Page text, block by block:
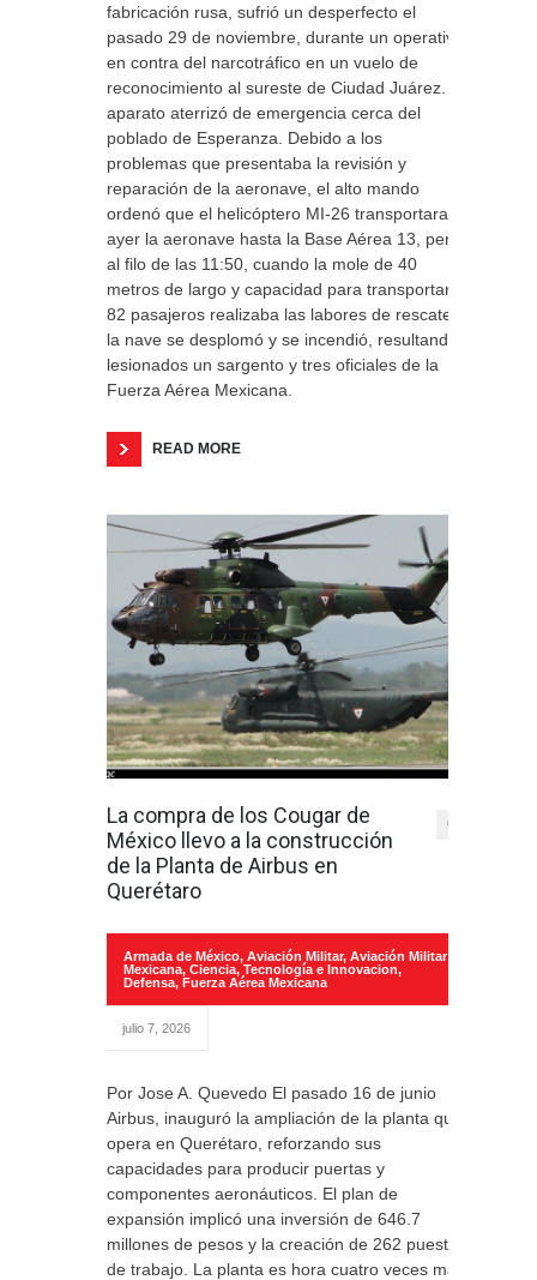
fabricación rusa, sufrió un desperfecto el
pasado 29 de noviembre, durante un operativo
en contra del narcotráfico en un vuelo de
reconocimiento al sureste de Ciudad Juárez. El
aparato aterrizó de emergencia cerca del
poblado de Esperanza. Debido a los
problemas que presentaba la revisión y
reparación de la aeronave, el alto mando
ordenó que el helicóptero MI-26 transportara
ayer la aeronave hasta la Base Aérea 13, pero
al filo de las 11:50, cuando la mole de 40
metros de largo y capacidad para transportar
82 pasajeros realizaba las labores de rescate,
la nave se desplomó y se incendió, resultando
lesionados un sargento y tres oficiales de la
Fuerza Aérea Mexicana.
READ MORE
La compra de los Cougar de
México llevo a la construcción
de la Planta de Airbus en
Querétaro
0
Armada de México, Aviación Militar, Aviación Militar
Mexicana, Ciencia, Tecnología e Innovacion,
Defensa, Fuerza Aérea Mexicana
julio 7, 2026
Por Jose A. Quevedo El pasado 16 de junio
Airbus, inauguró la ampliación de la planta que
opera en Querétaro, reforzando sus
capacidades para producir puertas y
componentes aeronáuticos. El plan de
expansión implicó una inversión de 646.7
millones de pesos y la creación de 262 puestos
de trabajo. La planta es hora cuatro veces más